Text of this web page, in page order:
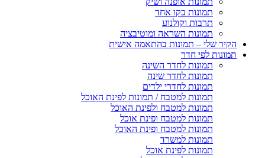
תמונות בקו אחד
תרבות וקולנוע
תמונות השראה ומוטיבציה
הקיר שלי – תמונות בהתאמה אישית
תמונות לפי חדר
תמונות לחדר השינה
תמונות לחדר שינה
תמונות לחדרי ילדים
תמונות למטבח / תמונות לפינת האוכל
תמונות למטבח ולפינת האוכל
תמונות למטבח ופינת אוכל
תמונות למטבח ופינת האוכל
תמונות למשרד
תמונות לפינת אוכל